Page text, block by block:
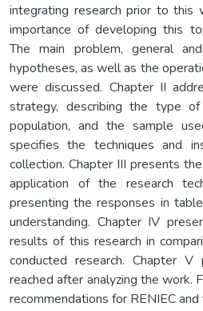
integrating research prior to this
importance of developing this
The main problem, general
hypotheses, as well as the
were discussed. Chapter II
strategy, describing the type
population, and the sample
specifies the techniques and
collection. Chapter III presents
application of the research
presenting the responses in
understanding. Chapter IV
results of this research in
conducted research. Chapter V
reached after analyzing the work.
recommendations for RENIEC and